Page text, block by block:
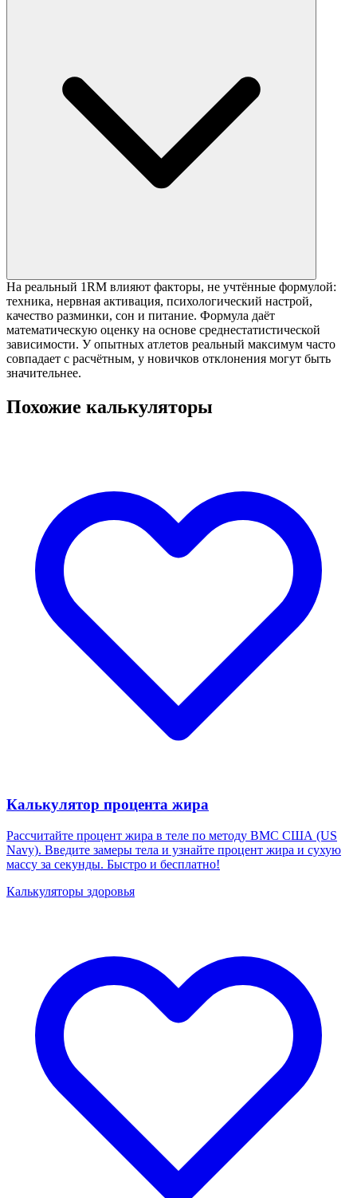
На реальный 1RM влияют факторы, не учтённые формулой:
техника, нервная активация, психологический настрой,
качество разминки, сон и питание. Формула даёт
математическую оценку на основе среднестатистической
зависимости. У опытных атлетов реальный максимум часто
совпадает с расчётным, у новичков отклонения могут быть
значительнее.
Похожие калькуляторы
Калькулятор процента жира
Рассчитайте процент жира в теле по методу ВМС США (US
Navy). Введите замеры тела и узнайте процент жира и сухую
массу за секунды. Быстро и бесплатно!
Калькуляторы здоровья